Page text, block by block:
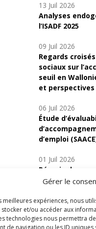
Gérer le
meilleures expériences, nous
et/ou accéder aux
technologies nous permettra
de navigation ou les ID
13 Juil 2026
Analyses
l’ISADF 2025
09 Juil 2026
Regards
sociaux sur
seuil en
et perspectives
06 Juil 2026
Étude
d’emploi
01 Juil 2026
Pénurie du
indicateurs